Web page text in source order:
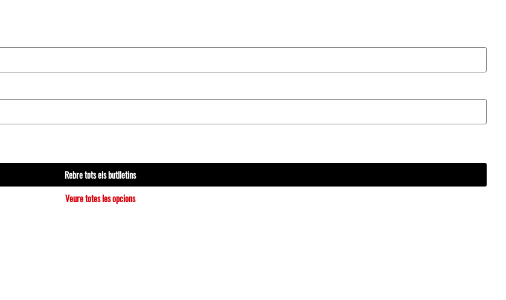
Rebre tots els butlletins
Veure totes les opcions